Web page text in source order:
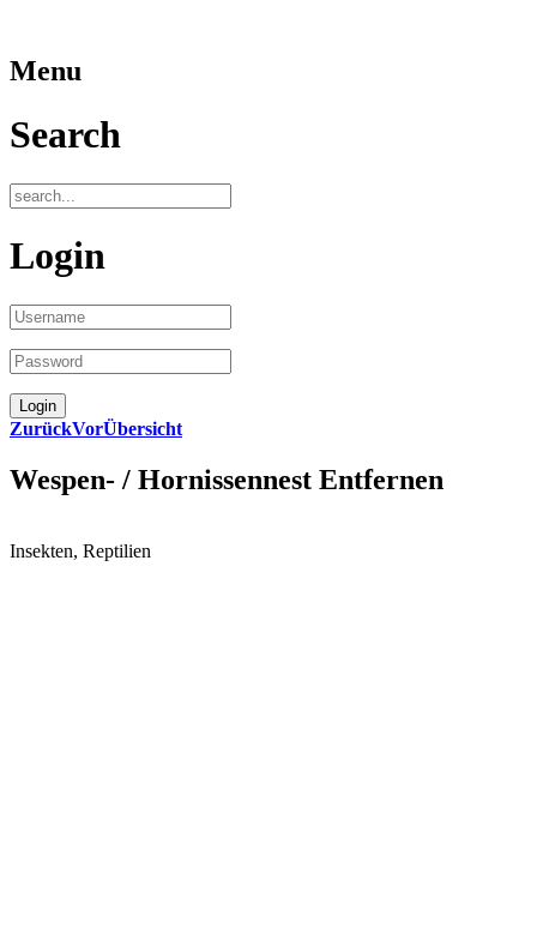
Menu
Search
Login
ZurückVorÜbersicht
Wespen- / Hornissennest Entfernen
Insekten, Reptilien